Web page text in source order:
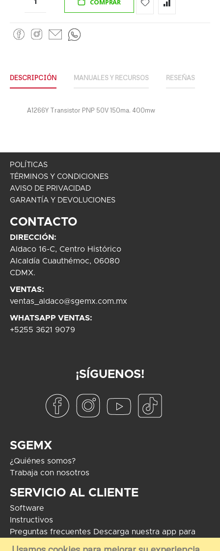
COMPRAR
DESCRIPCIÓN MANUALES Y RECURSOS RESEÑAS
A1266Y Transistor PNP 50V 150ma. 400mw
POLÍTICAS
TÉRMINOS Y CONDICIONES
AVISO DE PRIVACIDAD
GARANTÍA Y DEVOLUCIONES
CONTACTO
DIRECCIÓN:
Aldaco 16-C, Centro Histórico
Alcaldía Cuauthémoc, 06080
CDMX.
VENTAS:
ventas_aldaco@sgemx.com.mx
WHATSAPP VENTAS:
+5255 3621 9079
¡SÍGUENOS!
SGEMX
¿Quiénes somos?
Trabaja con nosotros
SERVICIO AL CLIENTE
Software
Instructivos
Preguntas frecuentes Descarga nuestra app para
Android